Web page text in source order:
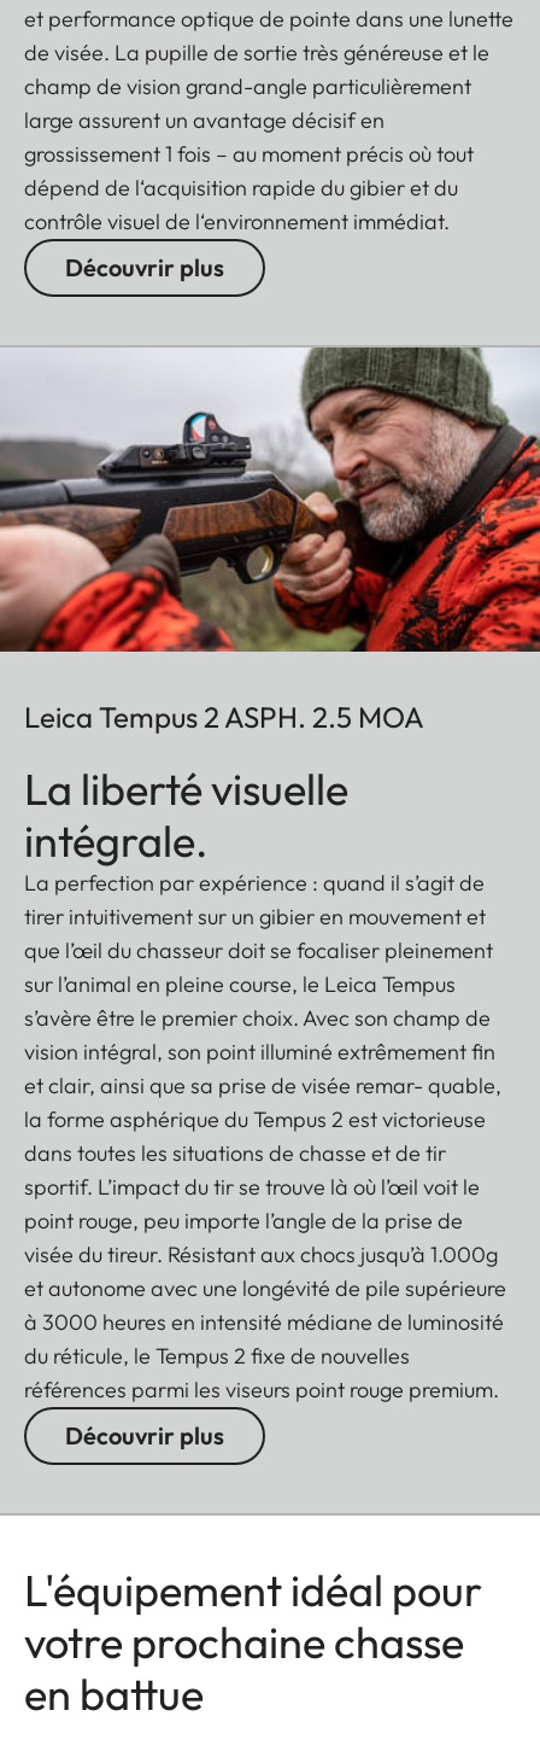
et performance optique de pointe dans une lunette
de visée. La pupille de sortie très généreuse et le
champ de vision grand-angle particulièrement
large assurent un avantage décisif en
grossissement 1 fois – au moment précis où tout
dépend de l‘acquisition rapide du gibier et du
contrôle visuel de l‘environnement immédiat.
Découvrir plus
Leica Tempus 2 ASPH. 2.5 MOA
La liberté visuelle
intégrale.
La perfection par expérience : quand il s’agit de
tirer intuitivement sur un gibier en mouvement et
que l’œil du chasseur doit se focaliser pleinement
sur l’animal en pleine course, le Leica Tempus
s’avère être le premier choix. Avec son champ de
vision intégral, son point illuminé extrêmement fin
et clair, ainsi que sa prise de visée remar- quable,
la forme asphérique du Tempus 2 est victorieuse
dans toutes les situations de chasse et de tir
sportif. L’impact du tir se trouve là où l’œil voit le
point rouge, peu importe l’angle de la prise de
visée du tireur. Résistant aux chocs jusqu’à 1.000g
et autonome avec une longévité de pile supérieure
à 3000 heures en intensité médiane de luminosité
du réticule, le Tempus 2 fixe de nouvelles
références parmi les viseurs point rouge premium.
Découvrir plus
L'équipement idéal pour
votre prochaine chasse
en battue